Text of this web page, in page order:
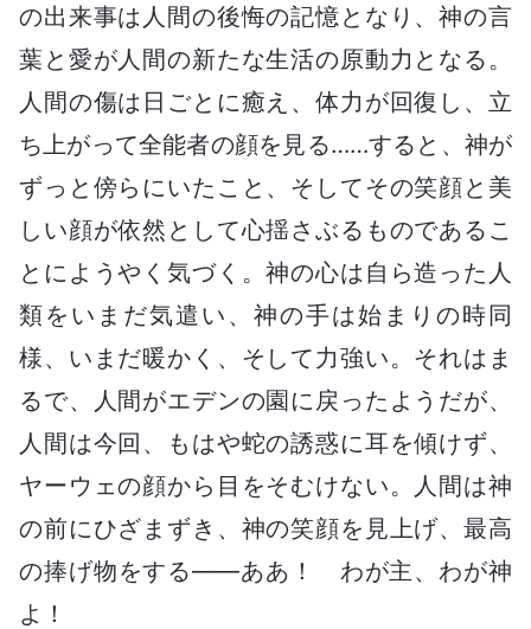
の出来事は人間の後悔の記憶となり、神の言
葉と愛が人間の新たな生活の原動力となる。
人間の傷は日ごとに癒え、体力が回復し、立
ち上がって全能者の顔を見る……すると、神が
ずっと傍らにいたこと、そしてその笑顔と美
しい顔が依然として心揺さぶるものであるこ
とにようやく気づく。神の心は自ら造った人
類をいまだ気遣い、神の手は始まりの時同
様、いまだ暖かく、そして力強い。それはま
るで、人間がエデンの園に戻ったようだが、
人間は今回、もはや蛇の誘惑に耳を傾けず、
ヤーウェの顔から目をそむけない。人間は神
の前にひざまずき、神の笑顔を見上げ、最高
の捧げ物をする――ああ！ わが主、わが神
よ！